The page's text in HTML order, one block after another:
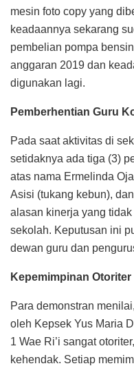
mesin foto copy yang
keadaannya sekarang
pembelian pompa
anggaran 2019 dan
digunakan lagi.
Pemberhentian Guru
Pada saat aktivitas di
setidaknya ada tiga (3)
atas nama Ermelinda
Asisi (tukang kebun),
alasan kinerja yang
sekolah. Keputusan ini
dewan guru dan
Kepemimpinan Otoriter
Para demonstran
oleh Kepsek Yus Maria
1 Wae Ri’i sangat
kehendak. Setiap